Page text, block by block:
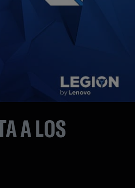
A LOS